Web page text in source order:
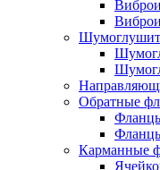
Обратные
Карманные